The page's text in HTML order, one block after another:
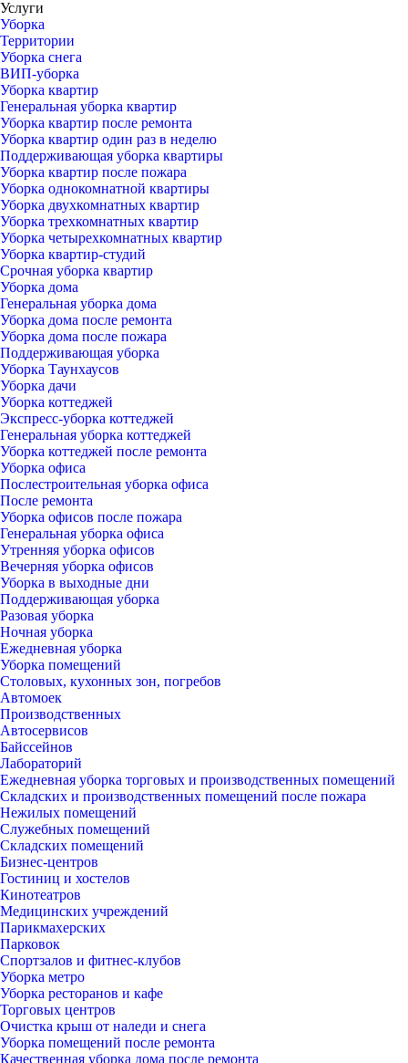
Услуги
Уборка
Территории
Уборка снега
ВИП-уборка
Уборка квартир
Генеральная уборка квартир
Уборка квартир после ремонта
Уборка квартир один раз в неделю
Поддерживающая уборка квартиры
Уборка квартир после пожара
Уборка однокомнатной квартиры
Уборка двухкомнатных квартир
Уборка трехкомнатных квартир
Уборка четырехкомнатных квартир
Уборка квартир-студий
Срочная уборка квартир
Уборка дома
Генеральная уборка дома
Уборка дома после ремонта
Уборка дома после пожара
Поддерживающая уборка
Уборка Таунхаусов
Уборка дачи
Уборка коттеджей
Экспресс-уборка коттеджей
Генеральная уборка коттеджей
Уборка коттеджей после ремонта
Уборка офиса
Послестроительная уборка офиса
После ремонта
Уборка офисов после пожара
Генеральная уборка офиса
Утренняя уборка офисов
Вечерняя уборка офисов
Уборка в выходные дни
Поддерживающая уборка
Разовая уборка
Ночная уборка
Ежедневная уборка
Уборка помещений
Столовых, кухонных зон, погребов
Автомоек
Производственных
Автосервисов
Байссейнов
Лабораторий
Ежедневная уборка торговых и производственных помещений
Складских и производственных помещений после пожара
Нежилых помещений
Служебных помещений
Складских помещений
Бизнес-центров
Гостиниц и хостелов
Кинотеатров
Медицинских учреждений
Парикмахерских
Парковок
Спортзалов и фитнес-клубов
Уборка метро
Уборка ресторанов и кафе
Торговых центров
Очистка крыш от наледи и снега
Уборка помещений после ремонта
Качественная уборка дома после ремонта